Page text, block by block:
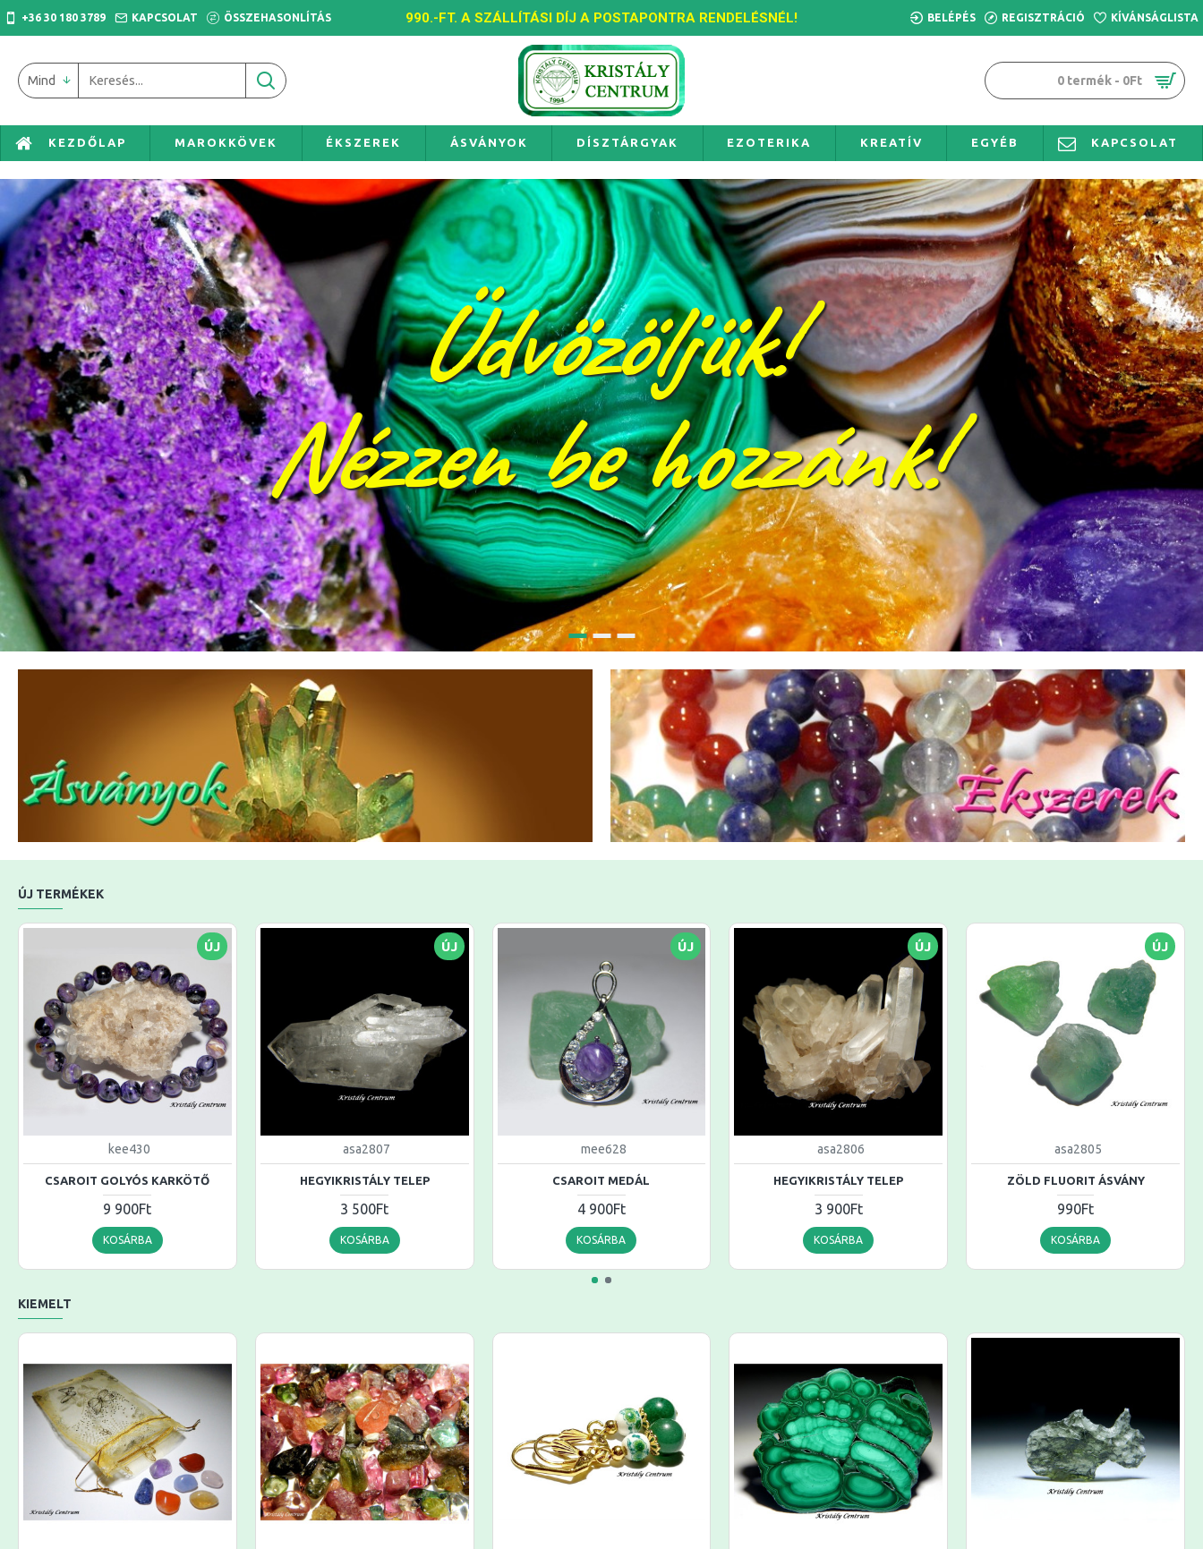
+36 30 180 3789 KAPCSOLAT ÖSSZEHASONLÍTÁS 990.-FT. A SZÁLLÍTÁSI DÍJ A POSTAPONTRA RENDELÉSNÉL! BELÉPÉS REGISZTRÁCIÓ KÍVÁNSÁGLISTA
Mind 0 termék - 0Ft
KEZDŐLAP MAROKKÖVEK ÉKSZEREK ÁSVÁNYOK DÍSZTÁRGYAK EZOTERIKA KREATÍV EGYÉB KAPCSOLAT
Szakértelem
választék
minőség
ÚJ TERMÉKEK
ÚJ
kee430
CSAROIT GOLYÓS KARKÖTŐ
9 900Ft
KOSÁRBA
ÚJ
asa2807
HEGYIKRISTÁLY TELEP
3 500Ft
KOSÁRBA
ÚJ
mee628
CSAROIT MEDÁL
4 900Ft
KOSÁRBA
ÚJ
asa2806
HEGYIKRISTÁLY TELEP
3 900Ft
KOSÁRBA
ÚJ
asa2805
ZÖLD FLUORIT ÁSVÁNY
990Ft
KOSÁRBA
KIEMELT